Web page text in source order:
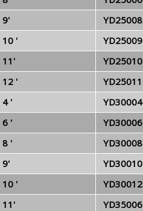
9' YD25008
10 ' YD25009
11' YD25010
12 ' YD25011
4 ' YD30004
6 ' YD30006
8 ' YD30008
9' YD30010
10 ' YD30012
11' YD35006